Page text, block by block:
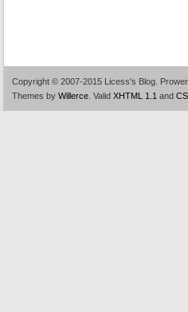
Copyright © 2007-2015 Licess's Blog.
Themes by Willerce Valid XHTML 1.1 and